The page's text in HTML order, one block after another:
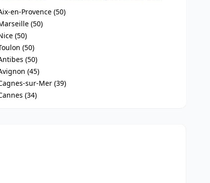
en-Provence (50)
(50)
(50)
(50)
(50)
(45)
sur-Mer (39)
(34)